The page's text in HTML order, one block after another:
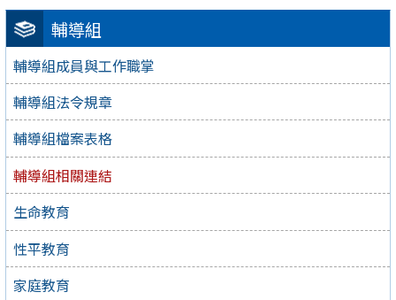
輔導組
輔導組成員與工作職掌
輔導組法令規章
輔導組檔案表格
輔導組相關連結
生命教育
性平教育
家庭教育